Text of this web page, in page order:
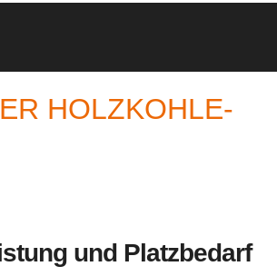
HOLZKOHLE-
und Platzbedarf